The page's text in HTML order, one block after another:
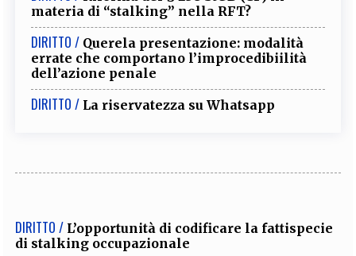
materia di “stalking” nella RFT?
DIRITTO / Querela presentazione: modalità
errate che comportano l’improcedibiilità
dell’azione penale
DIRITTO / La riservatezza su Whatsapp
DIRITTO / L’opportunità di codificare la fattispecie
di stalking occupazionale